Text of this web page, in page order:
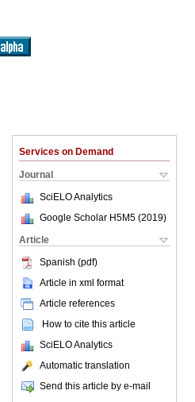
Services on Demand
Journal
SciELO Analytics
Google Scholar H5M5 (2019)
Article
Spanish (pdf)
Article in xml format
Article references
How to cite this article
SciELO Analytics
Automatic translation
Send this article by e-mail